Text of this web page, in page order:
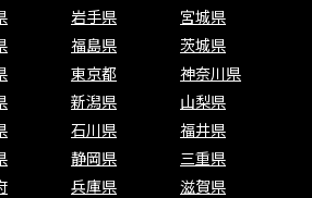
岩手県
宮城県
福島県
茨城県
東京都
神奈川県
新潟県
山梨県
石川県
福井県
静岡県
三重県
兵庫県
滋賀県